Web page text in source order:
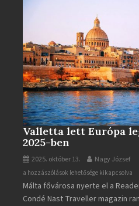
Valletta lett Európa
2025-ben
2025. október 13. Nagy József
Valletta
lett
Európa
a hozzászólások lehetősége kikapcsolva
Málta fővárosa nyerte el a
Condé Nast Traveller magazin